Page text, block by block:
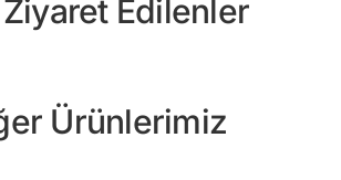
Edilenler
Ürünlerimiz